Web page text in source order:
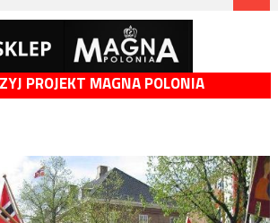
PROJEKT MAGNA POLONIA